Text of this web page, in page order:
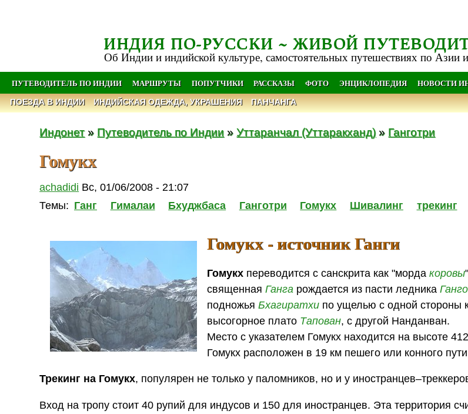
ИНДИЯ ПО-РУССКИ ~ ЖИВОЙ
Об Индии и индийской культуре, самостоятельных путешествиях по Азии
ПУТЕВОДИТЕЛЬ ПО ИНДИИ МАРШРУТЫ ПОПУТЧИКИ РАССКАЗЫ ФОТО ЭНЦИКЛОПЕДИЯ НОВОСТИ
ПОЕЗДА В ИНДИИ ИНДИЙСКАЯ ОДЕЖДА, УКРАШЕНИЯ ПАНЧАНГА
Индонет» Путеводитель по Индии »Уттаранчал (Уттаракханд)» Ганготри
Гомукх
achadidi Вс, 01/06/2008 - 21:07
Темы: Ганг Гималаи Бхуджбаса Ганготри Гомукх Шивалинг трекинг
Гомукх - источник Ганги
Гомукх переводится с санскрита как "мордакоровы
священнаяГанга рождается из пасти ледника
подножьяБхагиратхи по ущелью с одной стороны
высогорное плато Тапован, с другой Нанданван.
Место с указателем Гомукх находится на высоте
Гомукх расположен в 19 км пешего или конного
Трекинг на Гомукх, популярен не только у паломников, но и у
Вход на тропу стоит 40 рупий для индусов и 150 для иностранцев. Эта территория